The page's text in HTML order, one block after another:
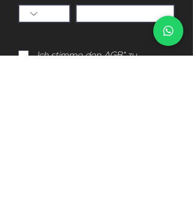
Ich stimme den AGB* zu